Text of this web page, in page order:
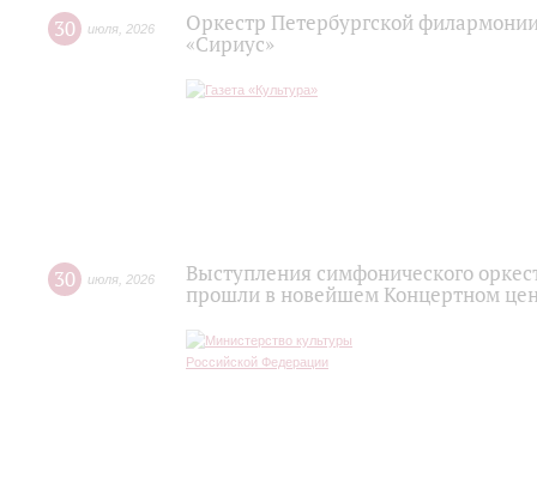
30 июля 2026
Оркестр Петербургской
«Сириус»
30 июля 2026
Выступления симфонического
прошли в новейшем Концертном